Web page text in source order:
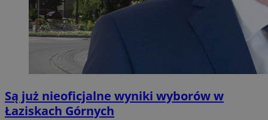
Są już nieoficjalne wyniki wyborów w
Łaziskach Górnych